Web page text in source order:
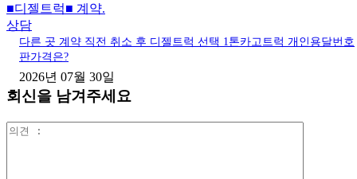
■디젤트럭■ 계약.
상담
다른 곳 계약 직전 취소 후 디젤트럭 선택 1톤카고트럭 개인용달번호
판가격은?
2026년 07월 30일
회신을 남겨주세요